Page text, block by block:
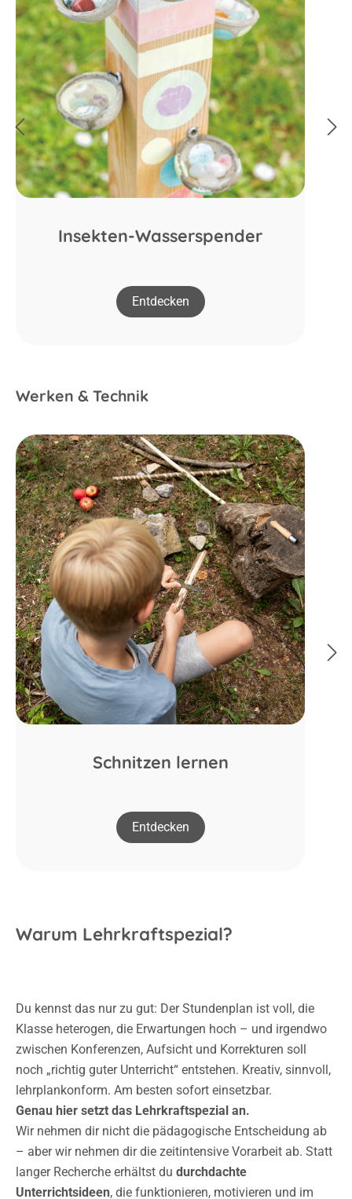
Insekten-Wasserspender
Entdecken
Werken & Technik
Schnitzen lernen
Entdecken
Warum Lehrkraftspezial?
Du kennst das nur zu gut: Der Stundenplan ist voll, die
Klasse heterogen, die Erwartungen hoch – und irgendwo
zwischen Konferenzen, Aufsicht und Korrekturen soll
noch „richtig guter Unterricht“ entstehen. Kreativ, sinnvoll,
lehrplankonform. Am besten sofort einsetzbar.
Genau hier setzt das Lehrkraftspezial an.
Wir nehmen dir nicht die pädagogische Entscheidung ab
– aber wir nehmen dir die zeitintensive Vorarbeit ab. Statt
langer Recherche erhältst du durchdachte
Unterrichtsideen, die funktionieren, motivieren und im